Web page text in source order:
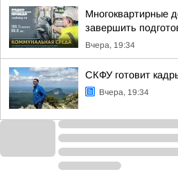
Многоквартирные
завершить
Вчера, 19:34
СКФУ готовит
Вчера, 19:34